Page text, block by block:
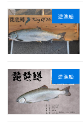
遊漁船
遊漁船